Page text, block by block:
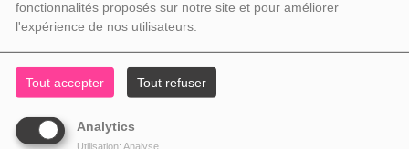
fonctionnalités proposés sur notre site et pour améliorer
l'expérience de nos utilisateurs.
Tout accepter Tout refuser
Analytics
Utilisation: Analyse